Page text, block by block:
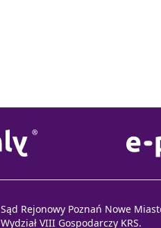
Sąd Rejonowy Poznań Nowe
Wydział VIII Gospodarczy KRS.